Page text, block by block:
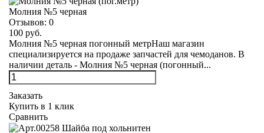
Молния №5 черная
Отзывов: 0
100 руб.
Молния №5 черная погонный метрНаш магазин
специализируется на продаже запчастей для чемоданов. В
наличии деталь - Молния №5 черная (погонный...
Заказать
Купить в 1 клик
Сравнить